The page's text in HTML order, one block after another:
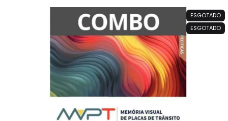
ESGOTADO
ESGOTADO